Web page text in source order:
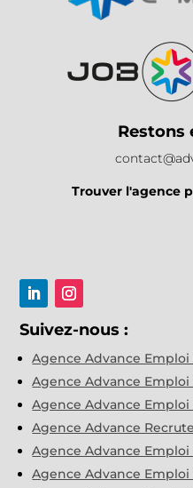
Restons
Trouver l'agence
Suivez-nous :
Agence Advance Emploi
Agence Advance Emploi
Agence Advance Emploi
Agence Advance
Agence Advance Emploi
Agence Advance Emploi